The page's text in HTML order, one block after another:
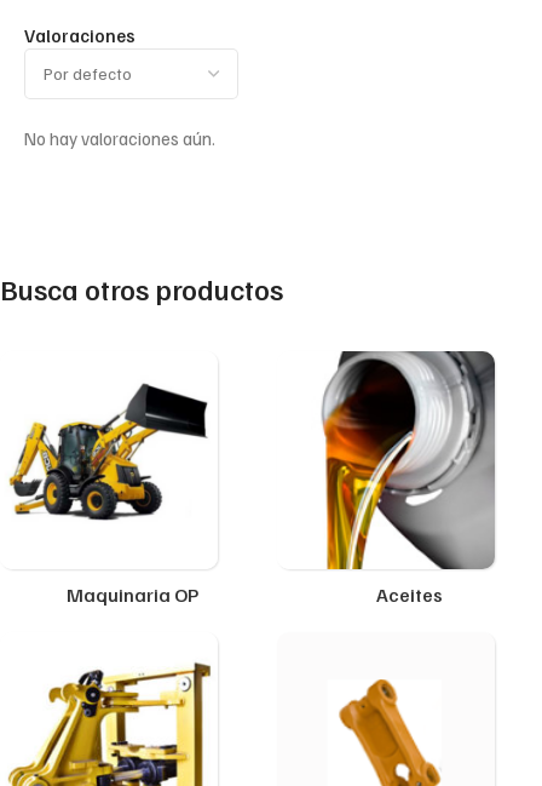
Valoraciones
No hay valoraciones aún.
Busca otros productos
Maquinaria OP Aceites